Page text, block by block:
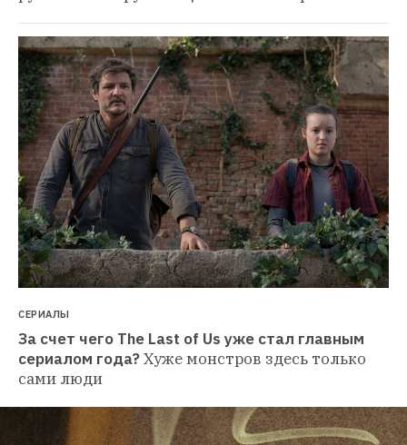
СЕРИАЛЫ
За счет чего The Last of Us уже стал главным
сериалом года?Хуже монстров здесь только
сами люди